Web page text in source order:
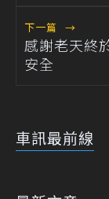
下一篇 →
感謝老天終
安全
車訊最前線